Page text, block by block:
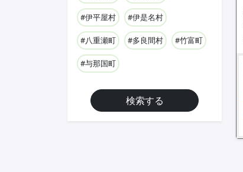
#伊平屋村 #伊是名村
#八重瀬町 #多良間村 #竹富町
#与那国町
検索する